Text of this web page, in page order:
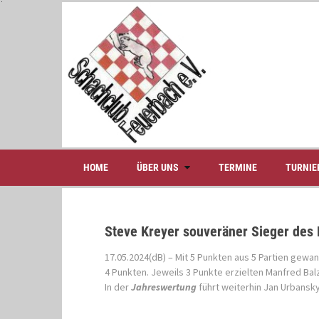
S
t
HOME ÜBER UNS TERMINE
Steve Kreyer souveräner Sieger
17.05.2024(dB) – Mit 5 Punkten aus 5 Partien
4 Punkten. Jeweils 3 Punkte erzielten Manfred
In derJahreswertung führt weiterhin Jan